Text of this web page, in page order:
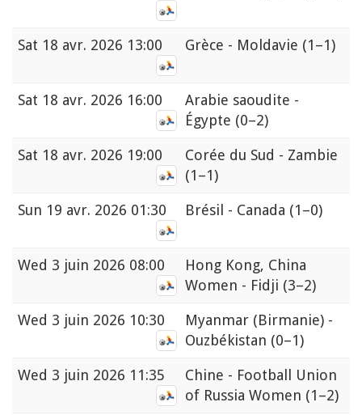
Sat 18 avr. 2026 13:00 Grèce - Moldavie (1–1)
Sat 18 avr. 2026 16:00
Arabie saoudite -
Égypte (0–2)
Sat 18 avr. 2026 19:00
Corée du Sud - Zambie
(1–1)
Sun 19 avr. 2026 01:30 Brésil - Canada (1–0)
Wed 3 juin 2026 08:00
Hong Kong, China
Women - Fidji (3–2)
Wed 3 juin 2026 10:30
Myanmar (Birmanie) -
Ouzbékistan (0–1)
Wed 3 juin 2026 11:35
Chine - Football Union
of Russia Women (1–2)